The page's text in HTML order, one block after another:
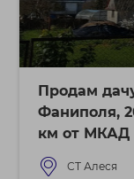
Продам
Фаниполя,
км от МКАД
СТ Алеся